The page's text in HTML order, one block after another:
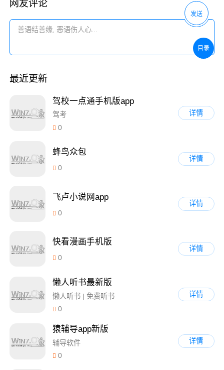
网友评论
发送
最近更新
驾校一点通手机版app
驾考
0
详情
蜂鸟众包
0
详情
飞卢小说网app
0
详情
快看漫画手机版
0
详情
懒人听书最新版
懒人听书 | 免费听书
0
详情
猿辅导app新版
辅导软件
0
详情
目录